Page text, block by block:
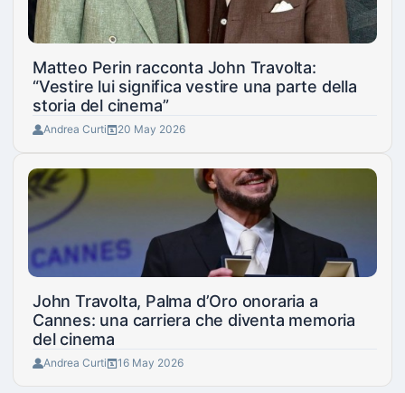
Matteo Perin racconta John Travolta:
“Vestire lui significa vestire una parte della
storia del cinema”
Andrea Curti 20 May 2026
John Travolta, Palma d’Oro onoraria a
Cannes: una carriera che diventa memoria
del cinema
Andrea Curti 16 May 2026